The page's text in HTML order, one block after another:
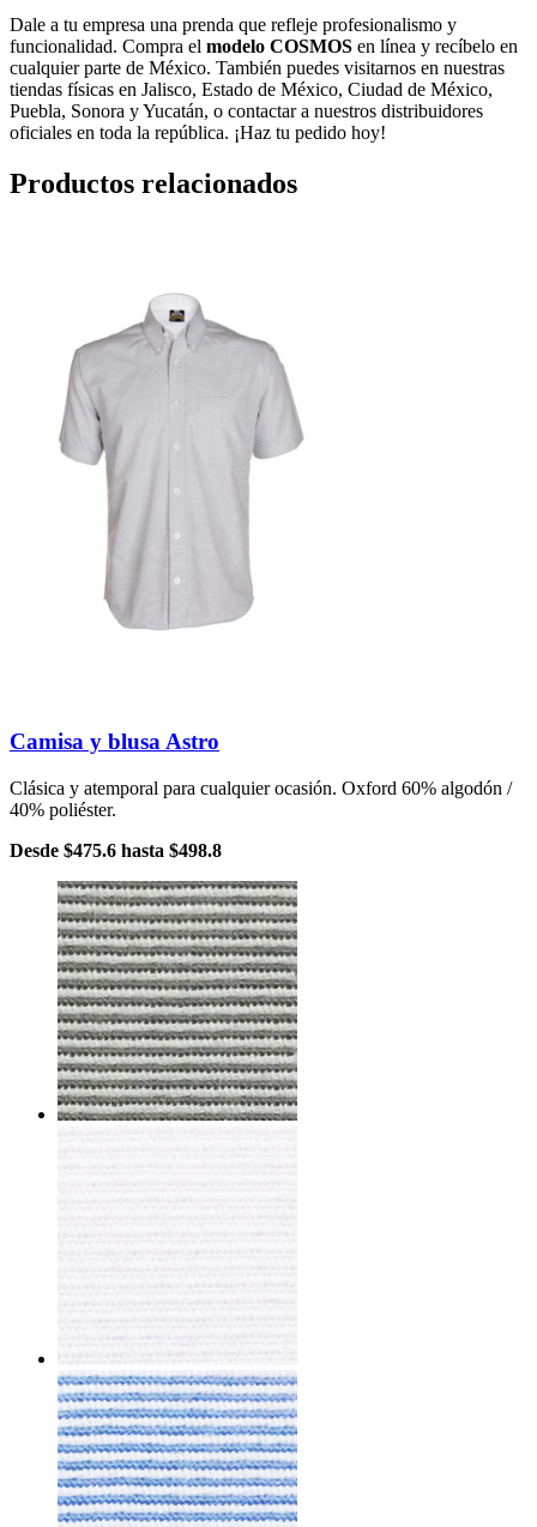
Dale a tu empresa una prenda que refleje profesionalismo y
funcionalidad. Compra el modelo COSMOS en línea y recíbelo en
cualquier parte de México. También puedes visitarnos en nuestras
tiendas físicas en Jalisco, Estado de México, Ciudad de México,
Puebla, Sonora y Yucatán, o contactar a nuestros distribuidores
oficiales en toda la república. ¡Haz tu pedido hoy!
Productos relacionados
Camisa y blusa Astro
Clásica y atemporal para cualquier ocasión. Oxford 60% algodón /
40% poliéster.
Desde $475.6 hasta $498.8